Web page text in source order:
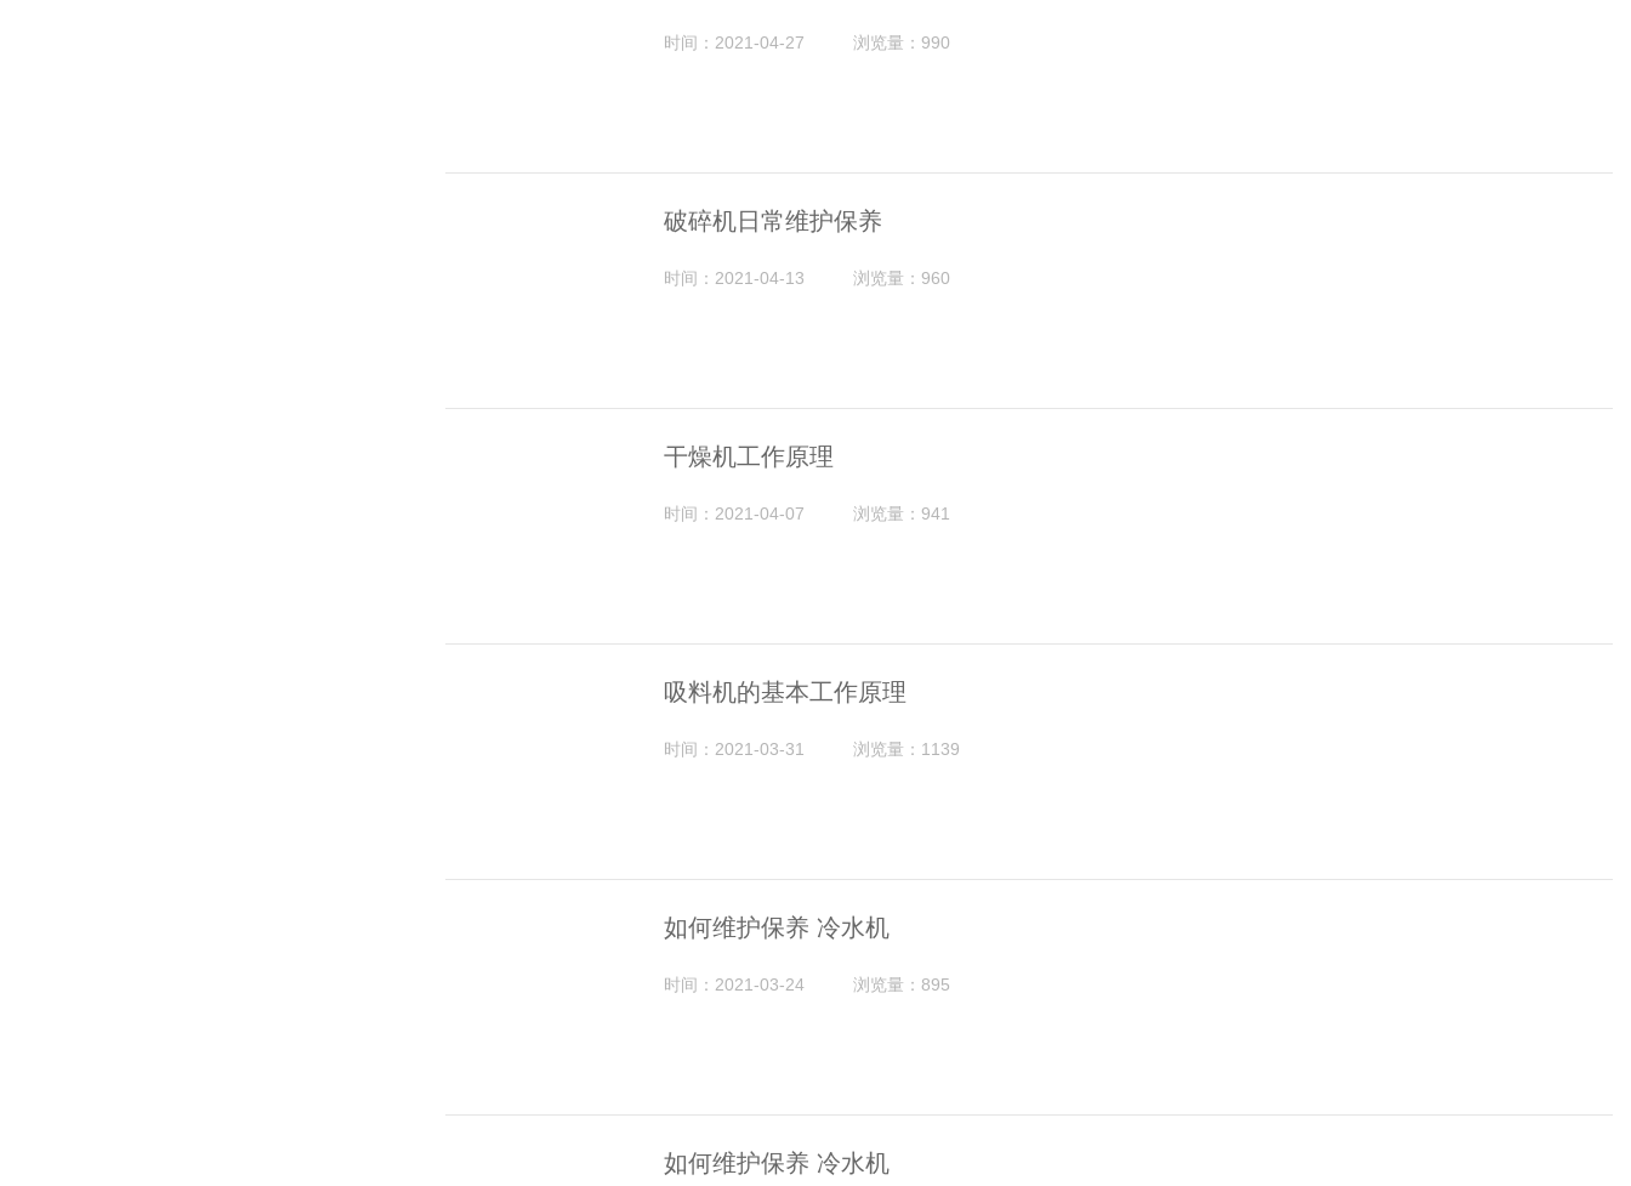
时间：2021-04-27 浏览量：990
破碎机日常维护保养
时间：2021-04-13 浏览量：960
干燥机工作原理
时间：2021-04-07 浏览量：941
吸料机的基本工作原理
时间：2021-03-31 浏览量：1139
如何维护保养 冷水机
时间：2021-03-24 浏览量：895
如何维护保养 冷水机